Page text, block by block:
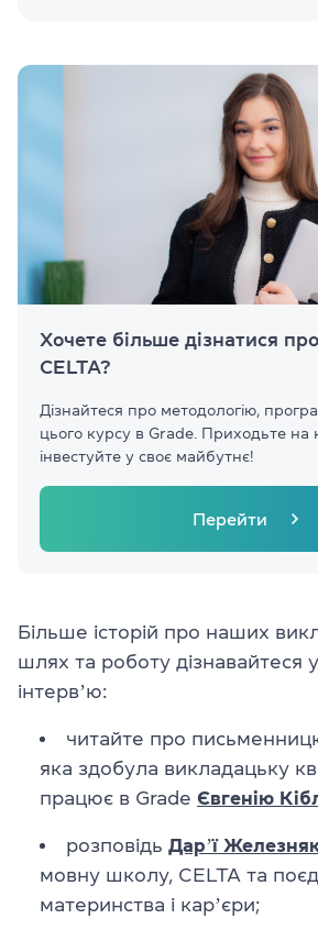
Хочете більше дізнатися
CELTA?
Дізнайтеся про методологію,
цього курсу в Grade. Приходьте на
інвестуйте у своє майбутнє!
Перейти
Більше історій про наших
шлях та роботу дізнавайтеся
інтервʼю:
читайте про
яка здобула викладацьку
працює в Grade Євгенію
розповідь Дарʼї
мовну школу, CELTA та
материнства і карʼєри;